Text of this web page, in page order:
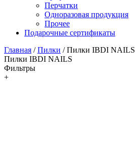
Перчатки
Одноразовая продукция
Прочее
Подарочные сертификаты
Главная /Пилки /Пилки IBDI NAILS
Пилки IBDI NAILS
Фильтры
+